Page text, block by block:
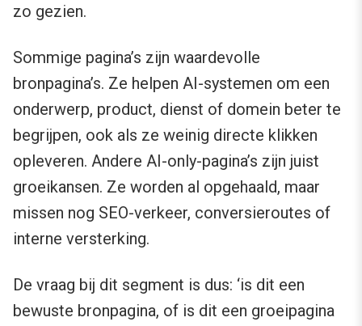
zo gezien.
Sommige pagina’s zijn waardevolle
bronpagina’s. Ze helpen AI-systemen om een
onderwerp, product, dienst of domein beter te
begrijpen, ook als ze weinig directe klikken
opleveren. Andere AI-only-pagina’s zijn juist
groeikansen. Ze worden al opgehaald, maar
missen nog SEO-verkeer, conversieroutes of
interne versterking.
De vraag bij dit segment is dus: ‘is dit een
bewuste bronpagina, of is dit een groeipagina